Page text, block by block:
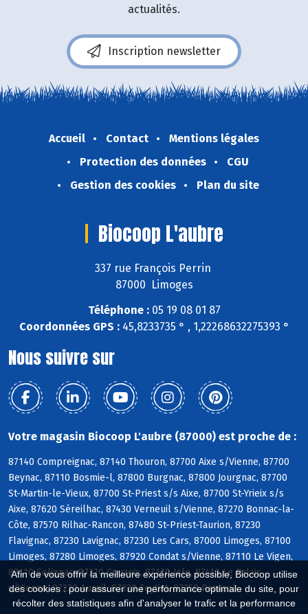
Afin de vous offrir la meilleure expérience possible, Biocoop utilise
des cookies : pour assurer une performance optimale du site, pour
récolter des statistiques afin d'analyser le trafic et la performance
actualités.
Inscription newsletter
Accueil Contact
Mentions légales
Protection des données
CGU
Gestion des cookies
Plan du site
Biocoop L'aubre
337 rue François Perrin
87000 Limoges
Téléphone :05 19 08 01 87
Coordonnées GPS :45,8233735 ° , 1,22268632275393 °
Nous suivre sur
Votre magasin Biocoop L'aubre (87000) est proche de :
87140 Compreignac, 87140 Thouron, 87700 Aixe s/Vienne, 87700
Beynac, 87110 Bosmie-l, 87800 Burgnac, 87800 Jourgnac, 87700
St-Martin-le-Vieux, 87700 St-Priest s/s Aixe, 87700 St-Yrieix s/s
Aixe, 87620 Séreilhac, 87430 Verneuil s/Vienne, 87270 Bonnac-la-
Côte, 87570 Rilhac-Rancon, 87480 St-Priest-Taurion, 87230
Flavignac, 87230 Lavignac, 87230 Les Cars, 87000 Limoges, 87100
Limoges, 87280 Limoges, 87920 Condat s/Vienne, 87110 Le Vigen,
87110 Solignac, 87270 Couzeix, 87170 Isle, 87410 Le Palais
s/Vienne, 87220 Aureil, 87220 Feytiat, 87350 Panazol